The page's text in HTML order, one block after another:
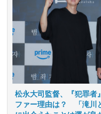
松永大司監督、『犯罪者
ファー理由は？ 「滝川